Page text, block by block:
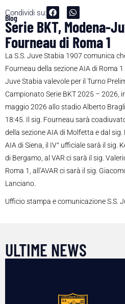
Condividi su:
Blog
Serie BKT, Modena-
Fourneau di Roma 1
La S.S. Juve Stabia 1907 comunica
Fourneau della sezione AIA di Roma
Juve Stabia valevole per il Turno
Campionato Serie BKT 2025 – 2026,
maggio 2026 allo stadio Alberto
18:45. Il sig. Fourneau sarà
della sezione AIA di Molfetta e dal
AIA di Siena, il IV° ufficiale sarà il sig.
di Bergamo, al VAR ci sarà il sig.
Roma 1, all’AVAR ci sarà il sig.
Lanciano.
Ufficio stampa e comunicazione S.S.
ULTIME NEWS